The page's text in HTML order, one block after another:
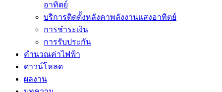
อาทิตย์
บริการติดตั้งหลังคาพลังงานแสงอาทิตย์
การชำระเงิน
การรับประกัน
คำนวณค่าไฟฟ้า
ดาวน์โหลด
ผลงาน